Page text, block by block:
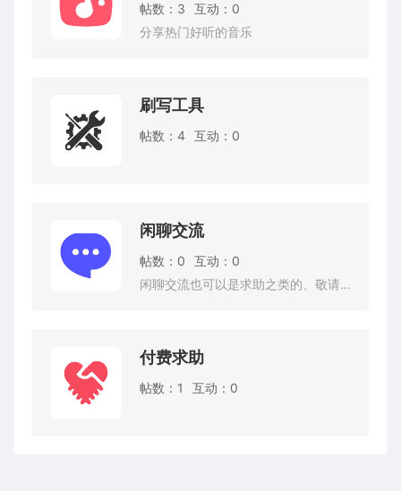
帖数：3
互动：0
分享热门好听的音乐
刷写工具
帖数：4 互动：0
闲聊交流
帖数：0
互动：0
闲聊交流也可以是求助之类的、敬请玩耍。
付费求助
帖数：1 互动：0